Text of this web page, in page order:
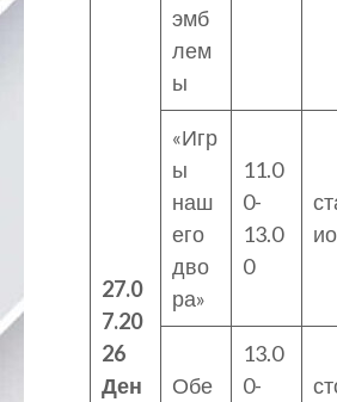
27.0
7.20
26
Ден
эмб
лем
ы
«Игр
ы
наш
его
дво
ра»
11.0
0-
13.0
0
Обе
13.0
0-